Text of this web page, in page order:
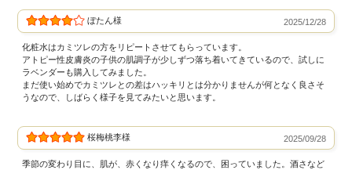
ぼたん様 2025/12/28
化粧水はカミツレの方をリピートさせてもらっています。
アトピー性皮膚炎の子供の肌調子が少しずつ落ち着いてきているので、試しに
ラベンダーも購入してみました。
まだ使い始めでカミツレとの差はハッキリとは分かりませんが何となく良さそ
うなので、しばらく様子を見てみたいと思います。
桜梅桃李様 2025/09/28
季節の変わり目に、肌が、赤くなり痒くなるので、困っていました。酒さなど